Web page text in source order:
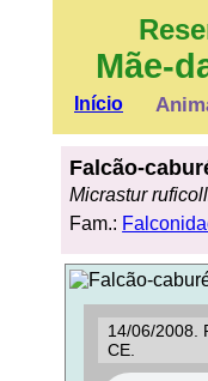
Mãe-
Início
Falcão-
Micrastur
Fam.:
14/06/2008.
CE.